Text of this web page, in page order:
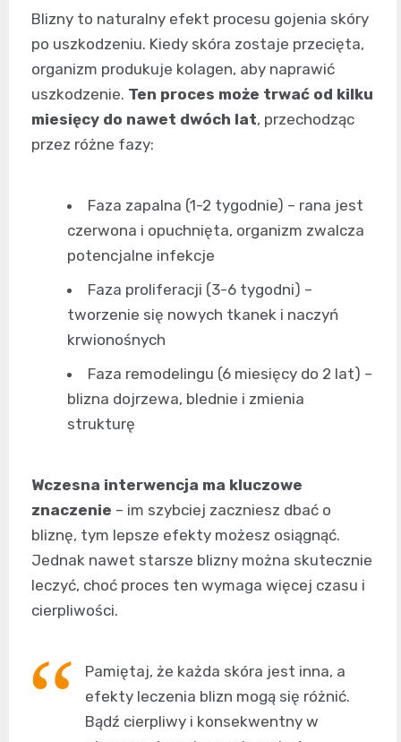
Blizny to naturalny efekt procesu gojenia skóry
po uszkodzeniu. Kiedy skóra zostaje przecięta,
organizm produkuje kolagen, aby naprawić
uszkodzenie. Ten proces może trwać od kilku
miesięcy do nawet dwóch lat, przechodząc
przez różne fazy:
Faza zapalna (1-2 tygodnie) – rana jest
czerwona i opuchnięta, organizm zwalcza
potencjalne infekcje
Faza proliferacji (3-6 tygodni) –
tworzenie się nowych tkanek i naczyń
krwionośnych
Faza remodelingu (6 miesięcy do 2 lat) –
blizna dojrzewa, blednie i zmienia
strukturę
Wczesna interwencja ma kluczowe
znaczenie – im szybciej zaczniesz dbać o
bliznę, tym lepsze efekty możesz osiągnąć.
Jednak nawet starsze blizny można skutecznie
leczyć, choć proces ten wymaga więcej czasu i
cierpliwości.
Pamiętaj, że każda skóra jest inna, a
efekty leczenia blizn mogą się różnić.
Bądź cierpliwy i konsekwentny w